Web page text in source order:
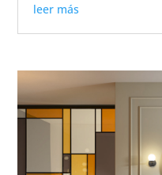
leer más